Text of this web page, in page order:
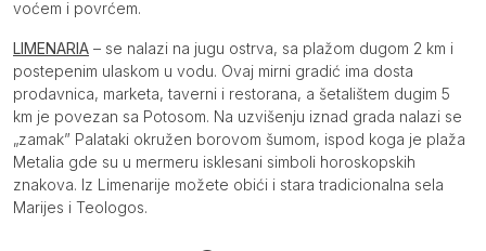
voćem i povrćem.
LIMENARIA – se nalazi na jugu ostrva, sa plažom dugom 2 km i
postepenim ulaskom u vodu. Ovaj mirni gradić ima dosta
prodavnica, marketa, taverni i restorana, a šetalištem dugim 5
km je povezan sa Potosom. Na uzvišenju iznad grada nalazi se
„zamak” Palataki okružen borovom šumom, ispod koga je plaža
Metalia gde su u mermeru isklesani simboli horoskopskih
znakova. Iz Limenarije možete obići i stara tradicionalna sela
Marijes i Teologos.